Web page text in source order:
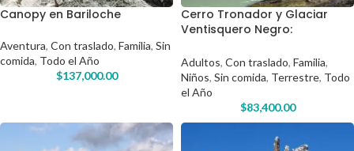
Canopy en Bariloche
Aventura, Con traslado, Familia, Sin
comida, Todo el Año
$137,000.00
Cerro Tronador y Glaciar
Ventisquero Negro:
precio justo
Adultos, Con traslado, Familia,
Niños, Sin comida, Terrestre, Todo
el Año
$83,400.00